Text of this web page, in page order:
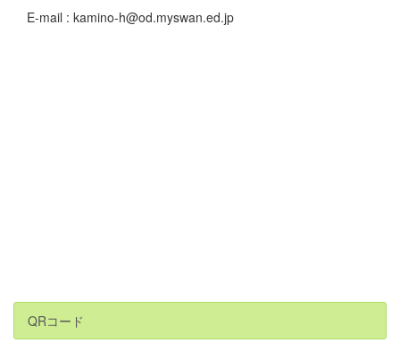
E-mail : kamino-h@od.myswan.ed.jp
QRコード